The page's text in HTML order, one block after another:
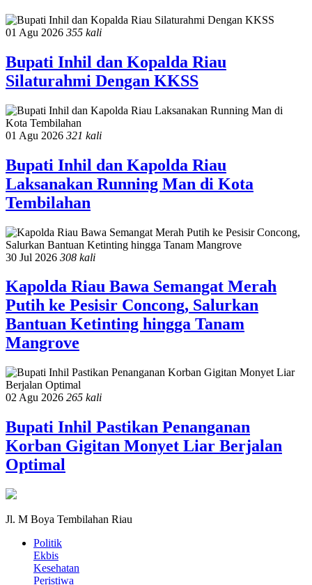
01 Agu 2026 355 kali
Bupati Inhil dan Kopalda Riau
Silaturahmi Dengan KKSS
01 Agu 2026 321 kali
Bupati Inhil dan Kapolda Riau
Laksanakan Running Man di Kota
Tembilahan
30 Jul 2026 308 kali
Kapolda Riau Bawa Semangat Merah
Putih ke Pesisir Concong, Salurkan
Bantuan Ketinting hingga Tanam
Mangrove
02 Agu 2026 265 kali
Bupati Inhil Pastikan Penanganan
Korban Gigitan Monyet Liar Berjalan
Optimal
Jl. M Boya Tembilahan Riau
Politik
Ekbis
Kesehatan
Peristiwa